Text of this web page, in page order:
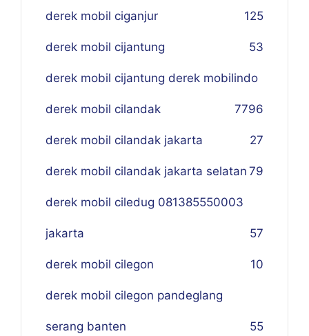
derek mobil ciganjur 125
derek mobil cijantung 53
derek mobil cijantung derek mobilindo
96
derek mobil cilandak 77
derek mobil cilandak jakarta 27
derek mobil cilandak jakarta selatan 79
derek mobil ciledug 081385550003
jakarta 57
derek mobil cilegon 10
derek mobil cilegon pandeglang
serang banten 55